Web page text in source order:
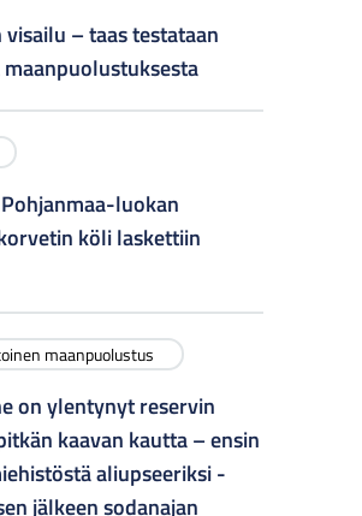
visailu – taas testataan
luokan
köli laskettiin
maanpuolustus
on ylentynyt reservin
kaavan kautta – ensin
aliupseeriksi -
jälkeen sodanajan